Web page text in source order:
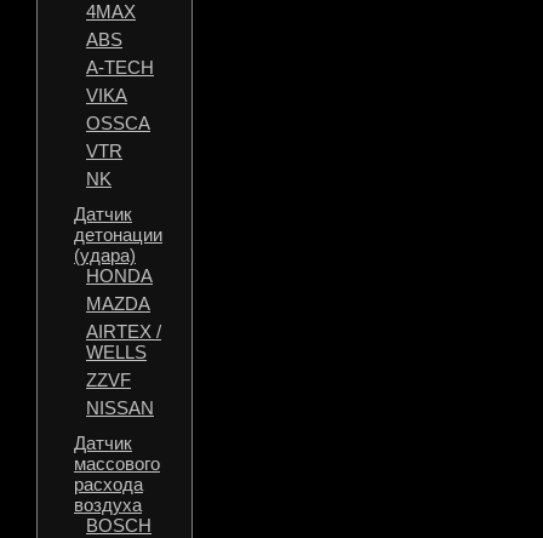
4MAX
ABS
A-TECH
VIKA
OSSCA
VTR
NK
Датчик
детонации
(удара)
HONDA
MAZDA
AIRTEX /
WELLS
ZZVF
NISSAN
Датчик
массового
расхода
воздуха
BOSCH